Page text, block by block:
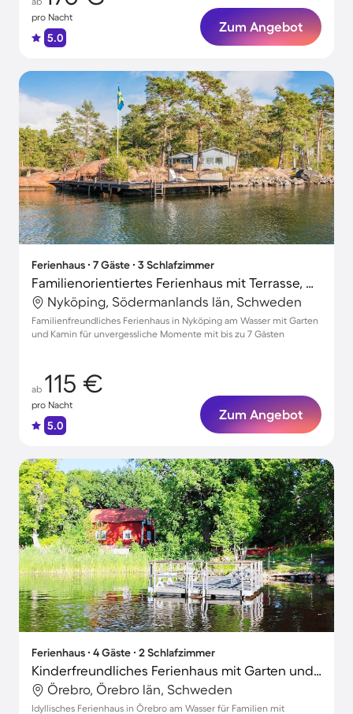
pro Nacht
5.0
Zum Angebot
Ferienhaus ∙ 7 Gäste ∙ 3 Schlafzimmer
Familienorientiertes Ferienhaus mit Terrasse, Grill und Garten | Naturblick | Haustiere erlaubt
Nyköping, Södermanlands län, Schweden
Familienfreundliches Ferienhaus in Nyköping am Wasser mit Garten
und Kamin für unvergessliche Momente mit bis zu 7 Gästen
ab 115 €
pro Nacht
5.0
Zum Angebot
Ferienhaus ∙ 4 Gäste ∙ 2 Schlafzimmer
Kinderfreundliches Ferienhaus mit Garten und Grill | Naturblick | Hunde erlaubt
Örebro, Örebro län, Schweden
Idyllisches Ferienhaus in Örebro am Wasser für Familien mit